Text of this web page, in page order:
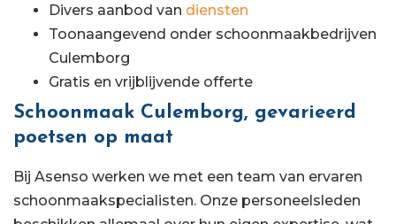
Divers aanbod van diensten
Toonaangevend onder schoonmaakbedrijven
Culemborg
Gratis en vrijblijvende offerte
Schoonmaak Culemborg, gevarieerd
poetsen op maat
Bij Asenso werken we met een team van ervaren
schoonmaakspecialisten. Onze personeelsleden